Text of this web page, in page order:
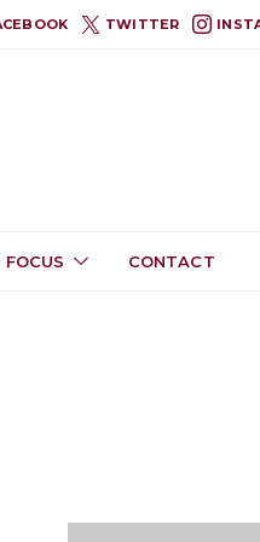
TWITTER
FOCUS CONTACT